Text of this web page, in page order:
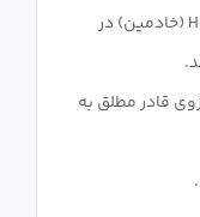
واقعیت. Mages (اربابان) و Heroic Spirits (خادمین) در
قادر مطلق به